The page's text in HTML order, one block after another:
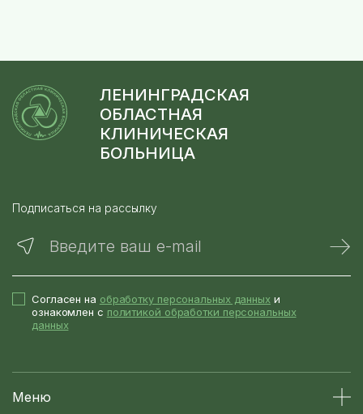
ЛЕНИНГРАДСКАЯ
ОБЛАСТНАЯ
КЛИНИЧЕСКАЯ
БОЛЬНИЦА
Подписаться на рассылку
Введите ваш e-mail
Согласен на обработку персональных данных и
ознакомлен с политикой обработки персональных
данных
Меню